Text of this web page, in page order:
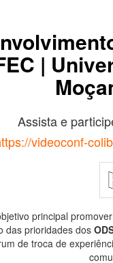
|
Assista e
videoconf-
principal
das prioridades dos
de troca de